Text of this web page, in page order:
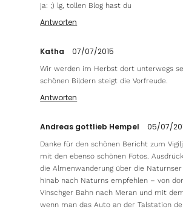
ja: ;) lg, tollen Blog hast du
Antworten
Katha 07/07/2015
Wir werden im Herbst dort unterwegs
schönen Bildern steigt die Vorfreude.
Antworten
Andreas gottlieb Hempel 05/07/
Danke für den schönen Bericht zum
mit den ebenso schönen Fotos.
die Almenwanderung über die
hinab nach Naturns empfehlen – von
Vinschger Bahn nach Meran und mit
wenn man das Auto an der Talstation